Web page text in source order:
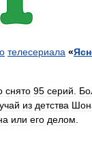
телесериала «
снято 95 серий
из детства
или его делом